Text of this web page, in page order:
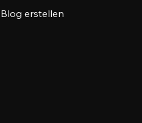
Blog erstellen